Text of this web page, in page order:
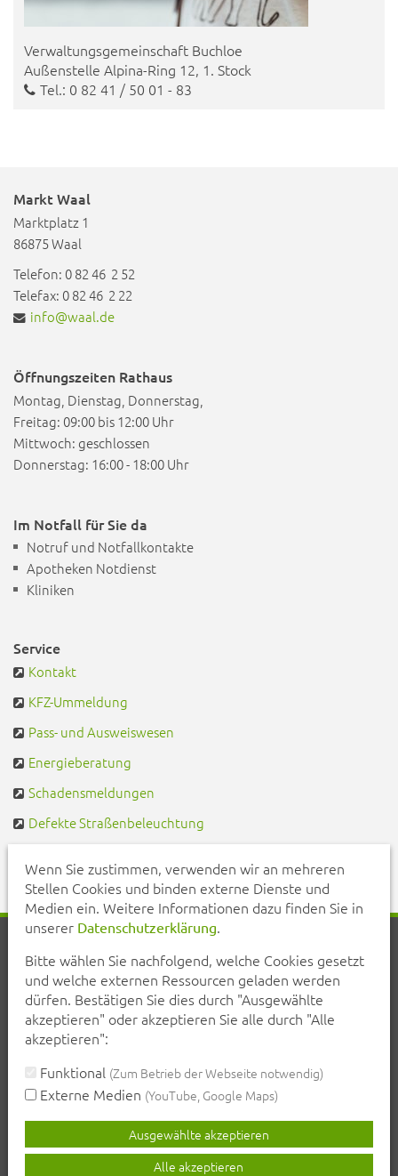
Verwaltungsgemeinschaft Buchloe
Außenstelle Alpina-Ring 12, 1. Stock
Tel.: 0 82 41 / 50 01 - 83
Markt Waal
Marktplatz 1
86875 Waal
Telefon: 0 82 46 2 52
Telefax: 0 82 46 2 22
info@waal.de
Öffnungszeiten Rathaus
Montag, Dienstag, Donnerstag,
Freitag: 09:00 bis 12:00 Uhr
Mittwoch: geschlossen
Donnerstag: 16:00 - 18:00 Uhr
Im Notfall für Sie da
Notruf und Notfallkontakte
Apotheken Notdienst
Kliniken
Service
Kontakt
KFZ-Ummeldung
Pass- und Ausweiswesen
Energieberatung
Schadensmeldungen
Defekte Straßenbeleuchtung
Inhalt
Erklärung zur Barrierefreiheit
Datenschutzerklärung
Impressum
Teilen Sie diese Seite mit Ihren Bekannten:
Seite drucken
Wenn Sie zustimmen, verwenden wir an mehreren
Stellen Cookies und binden externe Dienste und
Medien ein. Weitere Informationen dazu finden Sie in
unserer Datenschutzerklärung.
Bitte wählen Sie nachfolgend, welche Cookies gesetzt
und welche externen Ressourcen geladen werden
dürfen. Bestätigen Sie dies durch "Ausgewählte
akzeptieren" oder akzeptieren Sie alle durch "Alle
akzeptieren":
Funktional (Zum Betrieb der Webseite notwendig)
Externe Medien (YouTube, Google Maps)
Ausgewählte akzeptieren
Alle akzeptieren